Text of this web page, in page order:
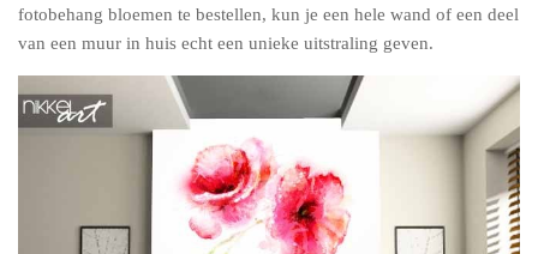
fotobehang bloemen te bestellen, kun je een hele wand of een deel
van een muur in huis echt een unieke uitstraling geven.